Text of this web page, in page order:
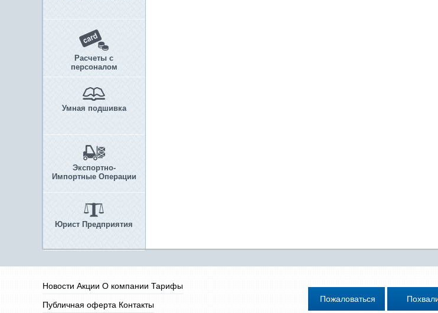
Расчеты с
персоналом
Умная подшивка
Экспортно-
Импортные Операции
Юрист Предприятия
Новости Акции О компании Тарифы
Публичная оферта Контакты